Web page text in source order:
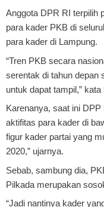
Anggota DPR RI terpilih
para kader PKB di
para kader di Lampung.
“Tren PKB secara
serentak di tahun depan
untuk dapat tampil,”
Karenanya, saat ini
aktifitas para kader di
figur kader partai yang
2020,” ujarnya.
Sebab, sambung dia,
Pilkada merupakan
“Jadi nantinya kader